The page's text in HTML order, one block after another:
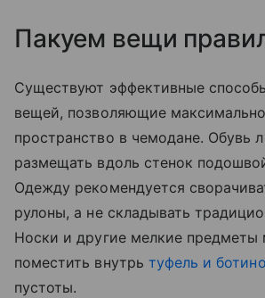
Пакуем вещи
Существуют эффективные
вещей, позволяющие
пространство в чемодане. Обувь
размещать вдоль стенок
Одежду рекомендуется
рулоны, а не складывать
Носки и другие мелкие
поместить внутрь туфель и
пустоты.